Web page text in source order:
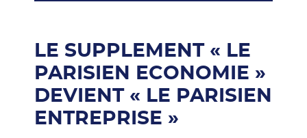
LE SUPPLEMENT « LE
PARISIEN ECONOMIE »
DEVIENT « LE PARISIEN
ENTREPRISE »